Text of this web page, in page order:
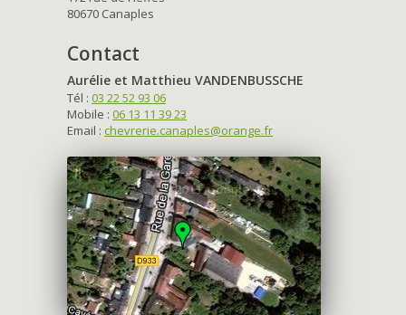
80670 Canaples
Contact
Aurélie et Matthieu VANDENBUSSCHE
Tél : 03 22 52 93 06
Mobile : 06 13 11 39 23
Email : chevrerie.canaples@orange.fr